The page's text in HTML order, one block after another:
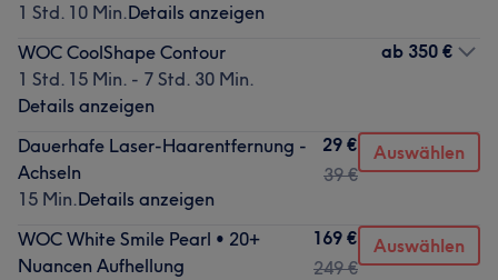
1 Std. 10 Min.Details anzeigen
WOC CoolShape Contour
1 Std. 15 Min. - 7 Std. 30 Min.
Details anzeigen
ab 350 €
Dauerhafe Laser-Haarentfernung -
Achseln
15 Min.Details anzeigen
29 €
39 €
Auswählen
WOC White Smile Pearl • 20+
Nuancen Aufhellung
169 €
249 €
Auswählen